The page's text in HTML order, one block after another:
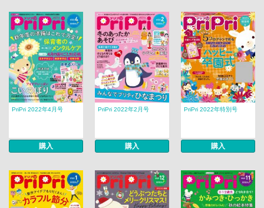
PriPri 2022年4月号
購入
PriPri 2022年2月号
購入
PriPri 2022年特別号
購入